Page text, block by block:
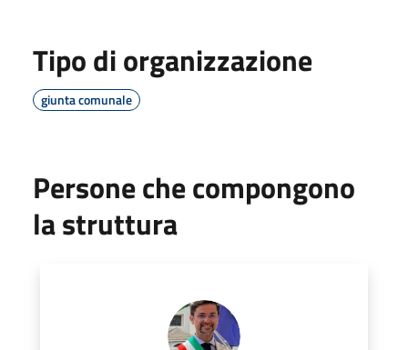
Tipo di organizzazione
giunta comunale
Persone che compongono
la struttura